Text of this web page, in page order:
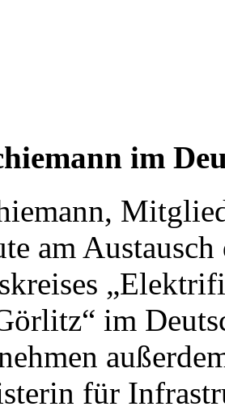
im
am
im
für